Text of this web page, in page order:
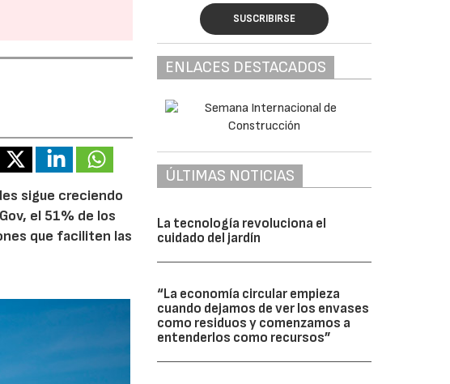
sigue creciendo
el 51% de los
que faciliten las
SUSCRIBIRSE
ENLACES DESTACADOS
ÚLTIMAS NOTICIAS
La tecnología revoluciona el
cuidado del jardín
“La economía circular empieza
cuando dejamos de ver los envases
como residuos y comenzamos a
entenderlos como recursos”